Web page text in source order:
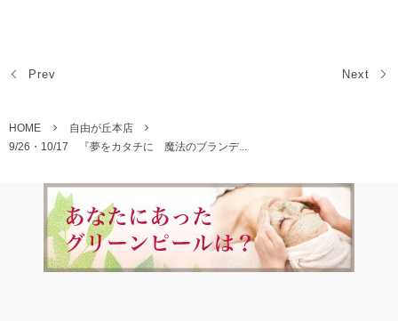
Prev Next
HOME
自由が丘本店
9/26・10/17 『夢をカタチに 魔法のブランデ...